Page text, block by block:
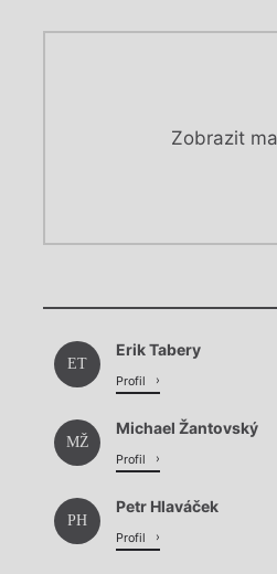
Zobrazit
ET
Erik Tabery
Profil
MŽ
Michael Žantovský
Profil
PH
Petr Hlaváček
Profil